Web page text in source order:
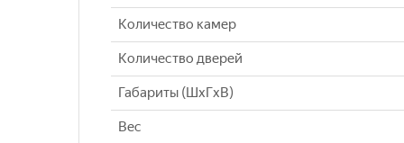
Количество камер
Количество дверей
Габариты (ШxГxВ)
Вес